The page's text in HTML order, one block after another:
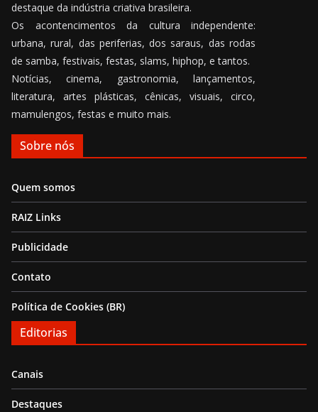
destaque da indústria criativa brasileira.
Os acontencimentos da cultura independente:
urbana, rural, das periferias, dos saraus, das rodas
de samba, festivais, festas, slams, hiphop, e tantos.
Notícias, cinema, gastronomia, lançamentos,
literatura, artes plásticas, cênicas, visuais, circo,
mamulengos, festas e muito mais.
Sobre nós
Quem somos
RAIZ Links
Publicidade
Contato
Política de Cookies (BR)
Editorias
Canais
Destaques